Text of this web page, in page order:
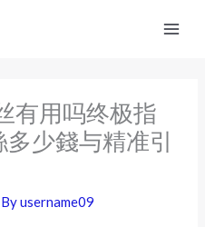
有用吗终极指
少錢与精准引
username09